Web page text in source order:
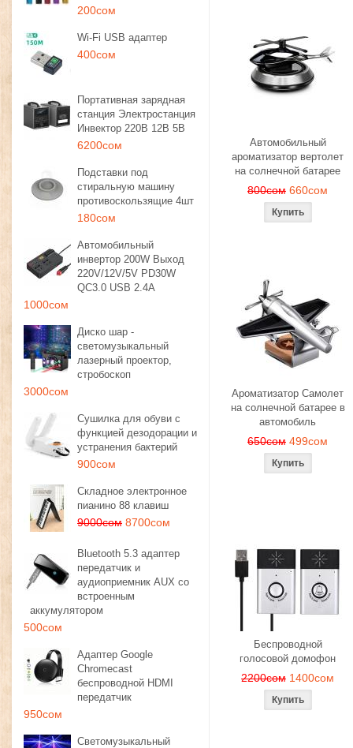
200сом
Wi-Fi USB адаптер
400сом
Портативная зарядная
станция Электростанция
Инвектор 220В 12В 5В
6200сом
Подставки под
стиральную машину
противоскользящие 4шт
180сом
Автомобильный
инвертор 200W Выход
220V/12V/5V PD30W
QC3.0 USB 2.4A
1000сом
Диско шар -
светомузыкальный
лазерный проектор,
стробоскоп
3000сом
Сушилка для обуви с
функцией дезодорации и
устранения бактерий
900сом
Складное электронное
пианино 88 клавиш
9000сом 8700сом
Bluetooth 5.3 адаптер
передатчик и
аудиоприемник AUX со
встроенным
аккумулятором
500сом
Адаптер Google
Chromecast
беспроводной HDMI
передатчик
950сом
Светомузыкальный
Автомобильный
ароматизатор вертолет
на солнечной батарее
800сом 660сом
Ароматизатор Самолет
на солнечной батарее в
автомобиль
650сом 499сом
Беспроводной
голосовой домофон
2200сом 1400сом